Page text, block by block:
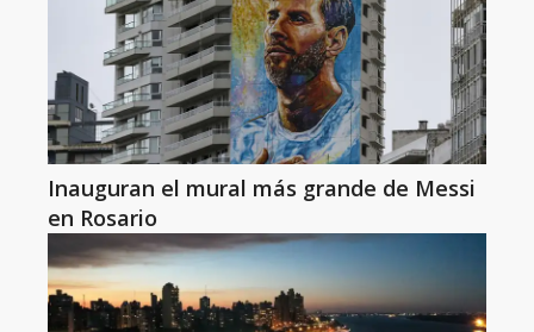
Inauguran el mural más grande de Messi
en Rosario